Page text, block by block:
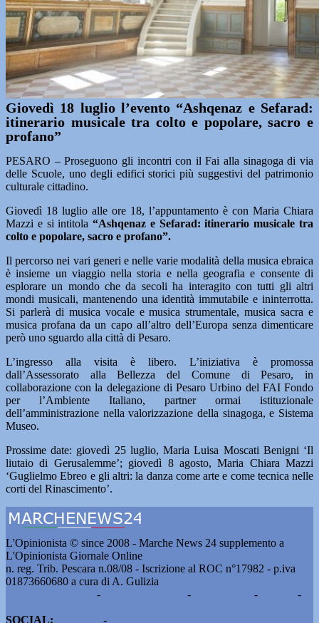
Giovedì 18 luglio l’evento “Ashqenaz e Sefarad:
itinerario musicale tra colto e popolare, sacro e
profano”
PESARO – Proseguono gli incontri con il Fai alla sinagoga di via
delle Scuole, uno degli edifici storici più suggestivi del patrimonio
culturale cittadino.
Giovedì 18 luglio alle ore 18, l’appuntamento è con Maria Chiara
Mazzi e si intitola“Ashqenaz e Sefarad: itinerario musicale tra
colto e popolare, sacro e profano”.
Il percorso nei vari generi e nelle varie modalità della musica ebraica
è insieme un viaggio nella storia e nella geografia e consente di
esplorare un mondo che da secoli ha interagito con tutti gli altri
mondi musicali, mantenendo una identità immutabile e ininterrotta.
Si parlerà di musica vocale e musica strumentale, musica sacra e
musica profana da un capo all’altro dell’Europa senza dimenticare
però uno sguardo alla città di Pesaro.
L’ingresso alla visita è libero. L’iniziativa è promossa
dall’Assessorato alla Bellezza del Comune di Pesaro, in
collaborazione con la delegazione di Pesaro Urbino del FAI Fondo
per l’Ambiente Italiano, partner ormai istituzionale
dell’amministrazione nella valorizzazione della sinagoga, e Sistema
Museo.
Prossime date: giovedì 25 luglio, Maria Luisa Moscati Benigni ‘Il
liutaio di Gerusalemme’; giovedì 8 agosto, Maria Chiara Mazzi
‘Guglielmo Ebreo e gli altri: la danza come arte e come tecnica nelle
corti del Rinascimento’.
L'Opinionista © since 2008 - Marche News 24 supplemento a
L'Opinionista Giornale Online
n. reg. Trib. Pescara n.08/08 - Iscrizione al ROC n°17982 - p.iva
01873660680 a cura di A. Gulizia
- - -
-
SOCIAL:
-